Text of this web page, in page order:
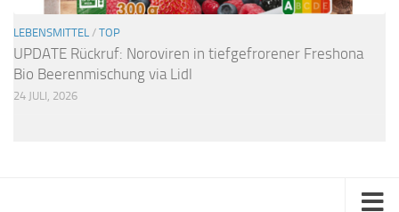
LEBENSMITTEL / TOP
UPDATE Rückruf: Noroviren in tiefgefrorener Freshona
Bio Beerenmischung via Lidl
24 JULI, 2026